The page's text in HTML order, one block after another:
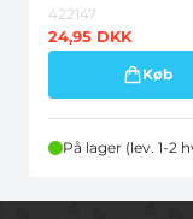
422147
24,95 DKK
Køb